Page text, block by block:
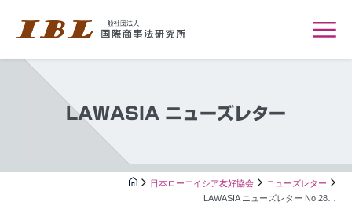
LAWASIA ニューズレター
日本ローエイシア友好協会
ニューズレター
LAWASIA ニューズレター No.28…